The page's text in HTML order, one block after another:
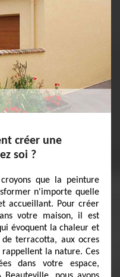
créer une
soi ?
que la peinture
n'importe quelle
accueillant. Pour créer
votre maison, il est
évoquent la chaleur et
de terracotta, aux ocres
la nature. Ces
dans votre espace,